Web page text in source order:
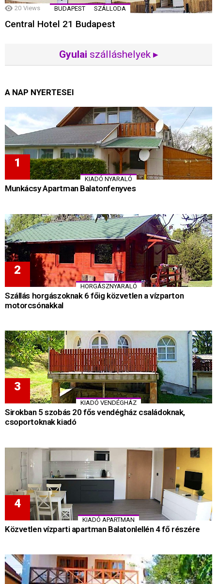
20 Views BUDAPEST SZÁLLODA
Central Hotel 21 Budapest
Gyulai szálláshelyek ▸
A NAP NYERTESEI
KIADÓ NYARALÓ
Munkácsy Apartman Balatonfenyves
HORGÁSZNYARALÓ
Szállás horgászoknak 6 főig közvetlen a vízparton
motorcsónakkal
KIADÓ VENDÉGHÁZ
Sirokban 5 szobás 20 fős vendégház családoknak,
csoportoknak kiadó
KIADÓ APARTMAN
Közvetlen vízparti apartman Balatonlellén 4 fő részére